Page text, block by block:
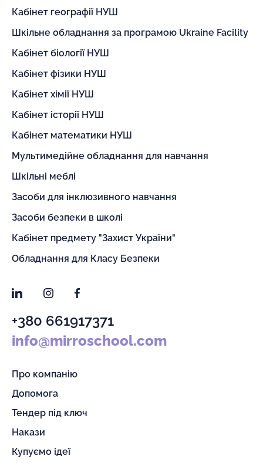
Кабінет географії НУШ
Шкільне обладнання за програмою Ukraine Facility
Кабінет біології НУШ
Кабінет фізики НУШ
Кабінет хімії НУШ
Кабінет історії НУШ
Кабінет математики НУШ
Мультимедійне обладнання для навчання
Шкільні меблі
Засоби для інклюзивного навчання
Засоби безпеки в школі
Кабінет предмету "Захист України"
Обладнання для Класу Безпеки
LinkedInInstagramFacebook
+380 661917371
info@mirroschool.com
Про компанію
Допомога
Тендер під ключ
Накази
Купуємо ідеї